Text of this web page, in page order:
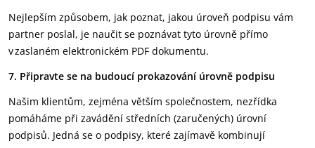
Nejlepším způsobem, jak poznat, jakou úroveň podpisu vám
partner poslal, je naučit se poznávat tyto úrovně přímo
v zaslaném elektronickém PDF dokumentu.
7. Připravte se na budoucí prokazování úrovně podpisu
Našim klientům, zejména větším společnostem, nezřídka
pomáháme při zavádění středních (zaručených) úrovní
podpisů. Jedná se o podpisy, které zajímavě kombinují